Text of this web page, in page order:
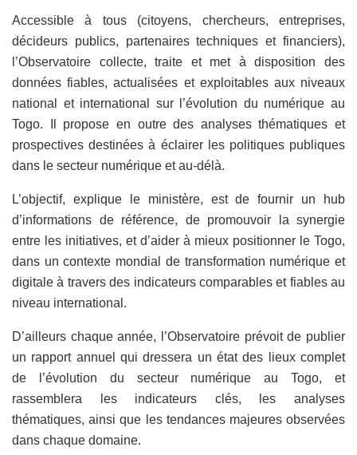
Accessible à tous (citoyens, chercheurs, entreprises,
décideurs publics, partenaires techniques et financiers),
l’Observatoire collecte, traite et met à disposition des
données fiables, actualisées et exploitables aux niveaux
national et international sur l’évolution du numérique au
Togo. Il propose en outre des analyses thématiques et
prospectives destinées à éclairer les politiques publiques
dans le secteur numérique et au-délà.
L’objectif, explique le ministère, est de fournir un hub
d’informations de référence, de promouvoir la synergie
entre les initiatives, et d’aider à mieux positionner le Togo,
dans un contexte mondial de transformation numérique et
digitale à travers des indicateurs comparables et fiables au
niveau international.
D’ailleurs chaque année, l’Observatoire prévoit de publier
un rapport annuel qui dressera un état des lieux complet
de l’évolution du secteur numérique au Togo, et
rassemblera les indicateurs clés, les analyses
thématiques, ainsi que les tendances majeures observées
dans chaque domaine.